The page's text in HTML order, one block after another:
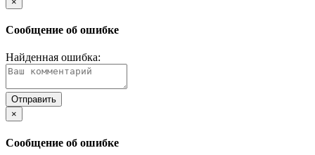
Сообщение об ошибке
Найденная ошибка:
×
Сообщение об ошибке